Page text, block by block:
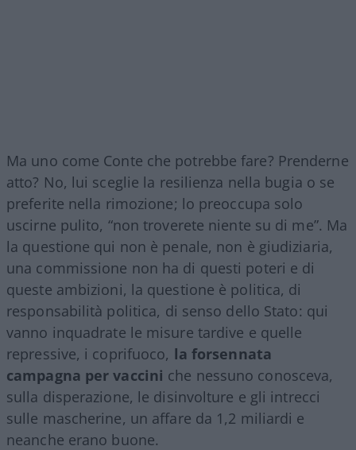
Ma uno come Conte che potrebbe fare? Prenderne
atto? No, lui sceglie la resilienza nella bugia o se
preferite nella rimozione; lo preoccupa solo
uscirne pulito, “non troverete niente su di me”. Ma
la questione qui non è penale, non è giudiziaria,
una commissione non ha di questi poteri e di
queste ambizioni, la questione è politica, di
responsabilità politica, di senso dello Stato: qui
vanno inquadrate le misure tardive e quelle
repressive, i coprifuoco, la forsennata
campagna per vaccini che nessuno conosceva,
sulla disperazione, le disinvolture e gli intrecci
sulle mascherine, un affare da 1,2 miliardi e
neanche erano buone.